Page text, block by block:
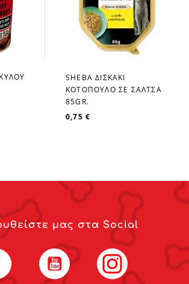
favorite_border
SHEBA ΔΙΣΚΑΚΙ
ΚΟΤΟΠΟΥΛΟ ΣΕ ΣΑΛΤΣΑ
85GR.
0,75 €
μας στα Social
Facebook YouTube Instagram